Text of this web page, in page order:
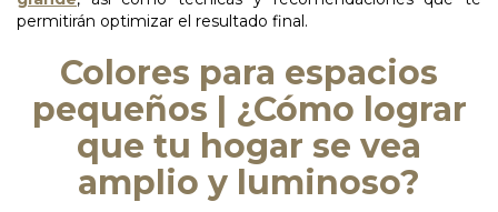
permitirán optimizar el resultado final.
Colores para espacios
pequeños | ¿Cómo lograr
que tu hogar se vea
amplio y luminoso?